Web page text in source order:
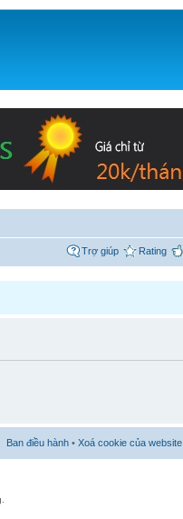
Trợ giúp Rating
Ban điều hành • Xoá cookie của website